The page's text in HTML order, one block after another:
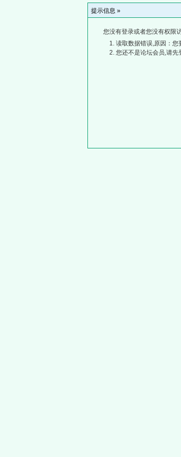
提示信息 »
您没有登录或者您没有权限
读取数据错误,原因：您
您还不是论坛会员,请先